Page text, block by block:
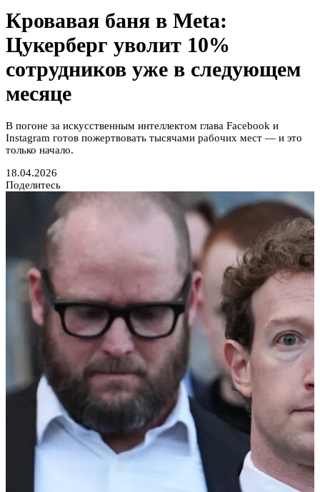
Кровавая баня в Meta:
Цукерберг уволит 10%
сотрудников уже в следующем
месяце
В погоне за искусственным интеллектом глава Facebook и
Instagram готов пожертвовать тысячами рабочих мест — и это
только начало.
18.04.2026
Поделитесь